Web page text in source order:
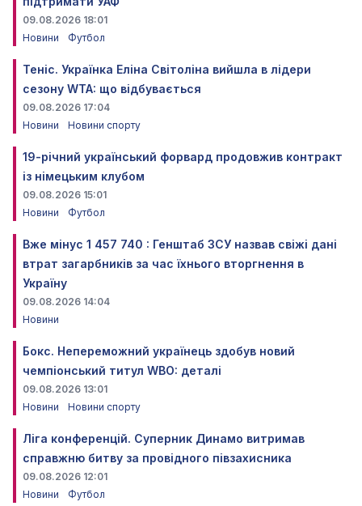
09.08.2026 18:01
Новини
Футбол
Теніс. Українка Еліна Світоліна вийшла в лідери
сезону WTA: що відбувається
09.08.2026 17:04
Новини
Новини спорту
19-річний український форвард продовжив контракт
із німецьким клубом
09.08.2026 15:01
Новини
Футбол
Вже мінус 1 457 740 : Генштаб ЗСУ назвав свіжі дані
втрат загарбників за час їхнього вторгнення в
Україну
09.08.2026 14:04
Новини
Бокс. Непереможний українець здобув новий
чемпіонський титул WBO: деталі
09.08.2026 13:01
Новини
Новини спорту
Ліга конференцій. Суперник Динамо витримав
справжню битву за провідного півзахисника
09.08.2026 12:01
Новини
Футбол